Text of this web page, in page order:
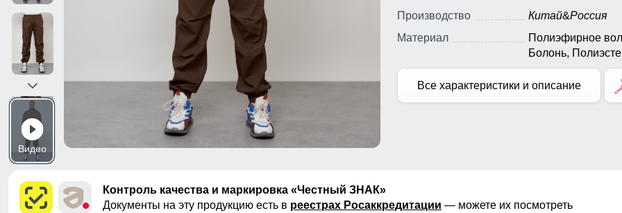
Видео
Производство
Китай&Россия
Материал
Полиэфирное
Болонь,
Плащевка,
Экологичные
Все характеристики и описание
Контроль качества и маркировка «Честный ЗНАК»
Документы на эту продукцию есть в реестрах Росаккредитации — можете их посмотреть